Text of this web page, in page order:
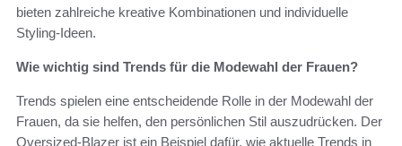
bieten zahlreiche kreative Kombinationen und individuelle
Styling-Ideen.
Wie wichtig sind Trends für die Modewahl der Frauen?
Trends spielen eine entscheidende Rolle in der Modewahl der
Frauen, da sie helfen, den persönlichen Stil auszudrücken. Der
Oversized-Blazer ist ein Beispiel dafür, wie aktuelle Trends in